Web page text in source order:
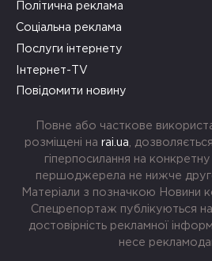
Політична реклама
Соціальна реклама
Послуги інтернету
Інтернет-TV
Повідомити новину
Повне або часткове
розміщені на rai.ua ,
гіперпосилання на
першоджерела не нижче
Матеріали з позначкою Новини
Спецрепортаж публікуються
достовірність рекламної
несе